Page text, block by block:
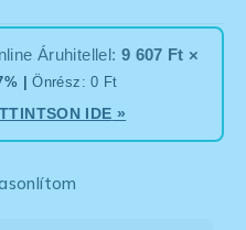
Áruhitellel: 9 607 Ft ×
|Önrész: 0 Ft
IDE »